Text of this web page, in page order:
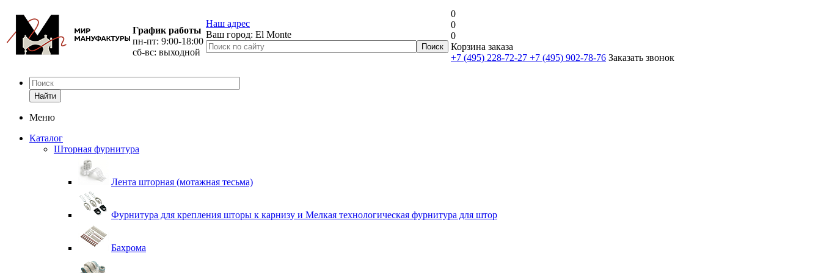
График работы
пн-пт: 9:00-18:00
сб-вс: выходной
Наш адрес
Ваш город: El Monte
0
0
0
Корзина заказа
+7 (495) 228-72-27 +7 (495) 902-78-76 Заказать звонок
Найти
Меню
Каталог
Шторная фурнитура
Лента шторная (мотажная тесьма)
Фурнитура для крепления шторы к карнизу и Мелкая технологическая фурнитура для штор
Бахрома